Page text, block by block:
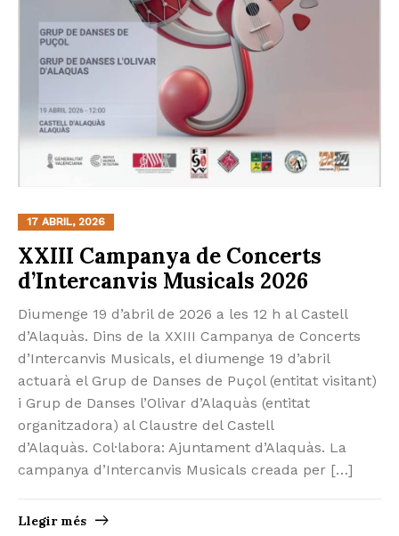
17 ABRIL, 2026
XXIII Campanya de Concerts
d’Intercanvis Musicals 2026
Diumenge 19 d’abril de 2026 a les 12 h al Castell
d’Alaquàs. Dins de la XXIII Campanya de Concerts
d’Intercanvis Musicals, el diumenge 19 d’abril
actuarà el Grup de Danses de Puçol (entitat visitant)
i Grup de Danses l’Olivar d’Alaquàs (entitat
organitzadora) al Claustre del Castell
d’Alaquàs. Col·labora: Ajuntament d’Alaquàs. La
campanya d’Intercanvis Musicals creada per […]
Llegir més